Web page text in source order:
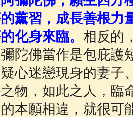
薰習，成長善根力
化身來臨。 相反的
陀佛當作是包庇護
心迷戀現身的妻子
物，如此之人，臨
本願相違，就很可